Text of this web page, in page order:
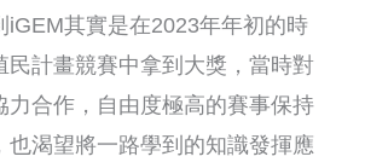
其實是在2023年年初的時
民計畫競賽中拿到大獎，當時對
力合作，自由度極高的賽事保持
也渴望將一路學到的知識發揮應